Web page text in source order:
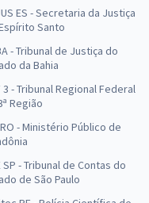
ES - Secretaria da Justiça
Santo
- Tribunal de Justiça do
da Bahia
3 - Tribunal Regional Federal
Região
- Ministério Público de
SP - Tribunal de Contas do
de São Paulo